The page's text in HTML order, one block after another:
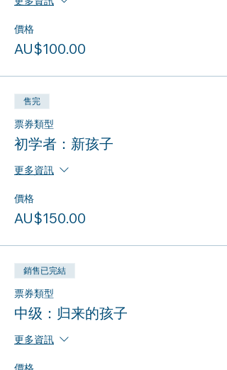
價格
AU$100.00
售完
票券類型
初学者：新孩子
更多資訊
價格
AU$150.00
銷售已完結
票券類型
中级：归来的孩子
更多資訊